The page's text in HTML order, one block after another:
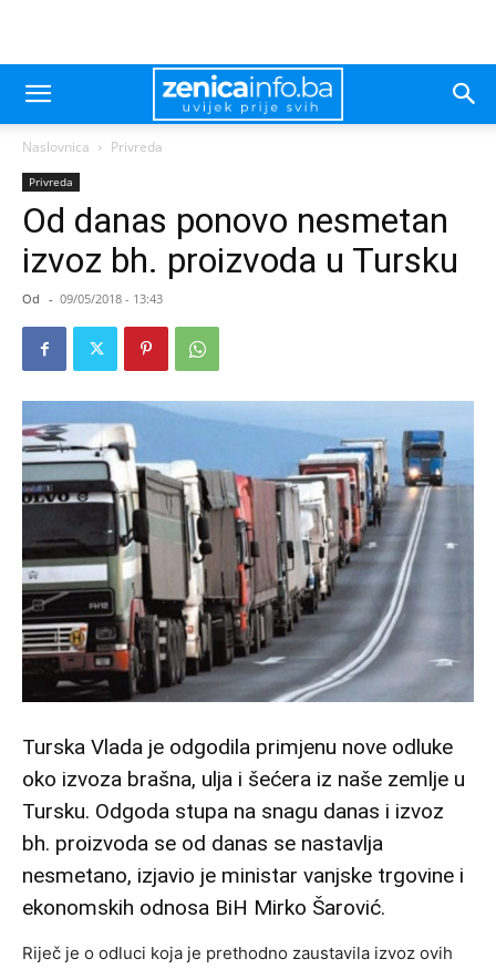
Naslovnica Privreda
Privreda
Od danas ponovo nesmetan
izvoz bh. proizvoda u Tursku
Od - 09/05/2018 - 13:43
Turska Vlada je odgodila primjenu nove odluke
oko izvoza brašna, ulja i šećera iz naše zemlje u
Tursku. Odgoda stupa na snagu danas i izvoz
bh. proizvoda se od danas se nastavlja
nesmetano, izjavio je ministar vanjske trgovine i
ekonomskih odnosa BiH Mirko Šarović.
Riječ je o odluci koja je prethodno zaustavila izvoz ovih